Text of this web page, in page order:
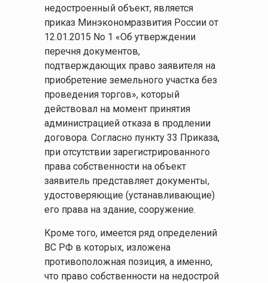
недостроенный объект, является
приказ Минэкономразвития России от
12.01.2015 No 1 «Об утверждении
перечня документов,
подтверждающих право заявителя на
приобретение земельного участка без
проведения торгов», который
действовал на момент принятия
администрацией отказа в продлении
договора. Согласно пункту 33 Приказа,
при отсутствии зарегистрированного
права собственности на объект
заявитель представляет документы,
удостоверяющие (устанавливающие)
его права на здание, сооружение.
Кроме того, имеется ряд определений
ВС РФ в которых, изложена
противоположная позиция, а именно,
что право собственности на недострой